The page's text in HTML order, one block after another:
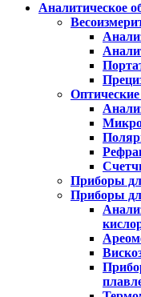
Аналитическое
Приборы
Приборы